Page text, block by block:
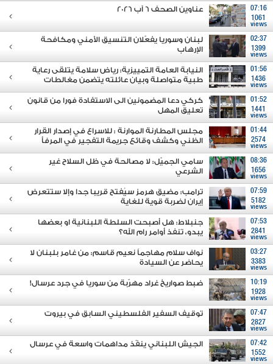
07:16
1061
views
عناوين الصحف 6 آب 2026
02:37
1399
views
لبنان وسوريا يفعّلان التنسيق الأمني ومكافحة
الإرهاب
01:56
1436
views
النيابة العامة التمييزية: رياض سلامة يتلقى رعاية
طبية متواصلة وبيان عائلته يتضمن مغالطات
01:52
1441
views
كركي دعا المضمونين الى الاستفادة فورا من قانون
تعليق المهل
01:44
2574
views
مجلس المطارنة الموارنة : للاسراع في إصدار القرار
الظني وكشف وقائع جريمة التفجير في المرفأ
08:36
1656
views
سامي الجميّل: لا مصالحة في ظل السلاح غير
الشرعي
07:59
5182
views
ترامب: مضيق هرمز سيُفتح قريبا جدا وإلا ستتعرض
إيران لضربة قوية للغاية
07:53
2841
views
جنبلاط: هل أصبحت السلطة اللبنانية او بعضها
يبدو، تنفذ أوامر رام الله؟
03:27
3383
views
نواف سلام مهاجماً نعيم قاسم: من غامر بلبنان لا
يحاضر عن السيادة
10:19
1928
views
ضبط صواريخ غراد مهرّبة من سوريا في جرد عرسال!
07:47
2827
views
توقيف السفير الفلسطيني السابق في بيروت
07:42
1552
views
الجيش اللبناني ينفّذ مداهمات واسعة في عرسال